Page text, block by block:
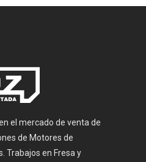
el mercado de venta de
de Motores de
Trabajos en Fresa y